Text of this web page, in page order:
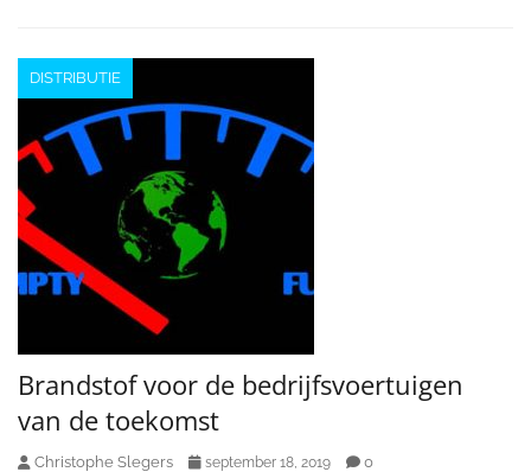
DISTRIBUTIE
Brandstof voor de bedrijfsvoertuigen
van de toekomst
Christophe Slegers september 18, 2019 0